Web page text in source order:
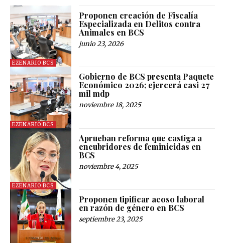
EZENARIO BCS
Proponen creación de Fiscalía
Especializada en Delitos contra
Animales en BCS
junio 23, 2026
EZENARIO BCS
Gobierno de BCS presenta Paquete
Económico 2026; ejercerá casi 27
mil mdp
noviembre 18, 2025
EZENARIO BCS
Aprueban reforma que castiga a
encubridores de feminicidas en
BCS
noviembre 4, 2025
Proponen tipificar acoso laboral
en razón de género en BCS
septiembre 23, 2025